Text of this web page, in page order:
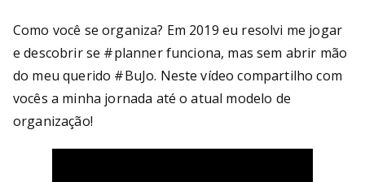
Como você se organiza? Em 2019 eu resolvi me jogar
e descobrir se #planner funciona, mas sem abrir mão
do meu querido #BuJo. Neste vídeo compartilho com
vocês a minha jornada até o atual modelo de
organização!